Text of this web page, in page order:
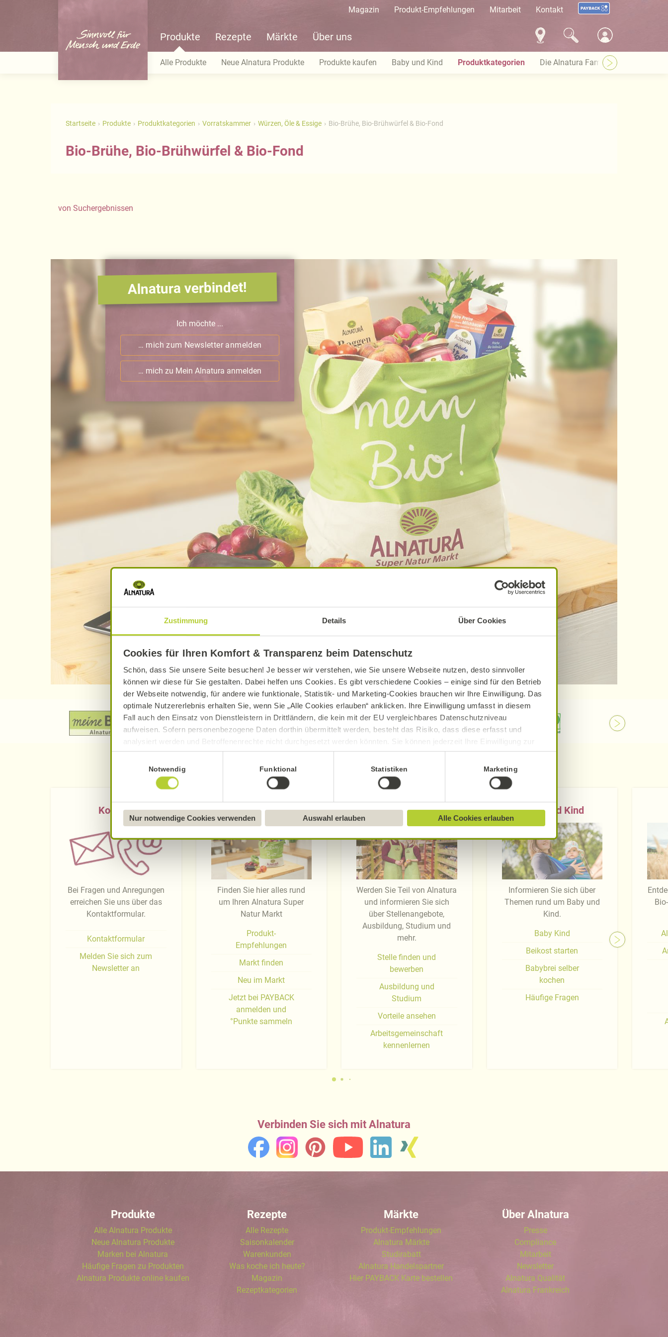
Zustimmung Details Über Cookies
Cookies für Ihren Komfort & Transparenz beim Datenschutz
Schön, dass Sie unsere Seite besuchen! Je besser wir verstehen, wie Sie unsere Webseite nutzen, desto sinnvoller
können wir diese für Sie gestalten. Dabei helfen uns Cookies. Es gibt verschiedene Cookies – einige sind für den Betrieb
der Webseite notwendig, für andere wie funktionale, Statistik- und Marketing-Cookies brauchen wir Ihre Einwilligung. Das
optimale Nutzererlebnis erhalten Sie, wenn Sie „Alle Cookies erlauben“ anklicken. Ihre Einwilligung umfasst in diesem
Fall auch den Einsatz von Dienstleistern in Drittländern, die kein mit der EU vergleichbares Datenschutzniveau
aufweisen. Sofern personenbezogene Daten dorthin übermittelt werden, besteht das Risiko, dass diese erfasst und
analysiert werden und Betroffenenrechte nicht durchgesetzt werden könnten. Sie können jederzeit Ihre Einwilligung zur
Datenverarbeitung und -übermittlung widerrufen und Tools deaktivieren. Ausführliche Informationen finden Sie in unserer
Datenschutzerklärung
Näheres über uns erfahren Sie in unseremImpressum
Notwendig Funktional Statistiken Marketing
Nur notwendige Cookies verwenden Auswahl erlauben Alle Cookies erlauben
Magazin Produkt-Empfehlungen Mitarbeit Kontakt
Produkte Rezepte Märkte Über uns
Alle Produkte Neue Alnatura Produkte Produkte kaufen Baby und Kind Produktkategorien Die Alnatura Familie
Startseite Produkte Produktkategorien Vorratskammer Würzen, Öle & Essige Bio-Brühe, Bio-Brühwürfel & Bio-Fond
Bio-Brühe, Bio-Brühwürfel & Bio-Fond
von Suchergebnissen
Alnatura verbindet!
Ich möchte ...
… mich zum Newsletter anmelden
… mich zu Mein Alnatura anmelden
Kontakt
Bei Fragen und Anregungen
erreichen Sie uns über das
Kontaktformular.
Kontaktformular
Melden Sie sich zum
Newsletter an
Märkte
Finden Sie hier alles rund
um Ihren Alnatura Super
Natur Markt
Produkt-
Empfehlungen
Markt finden
Neu im Markt
Jetzt bei PAYBACK
anmelden und
°Punkte sammeln
Mitarbeit
Werden Sie Teil von Alnatura
und informieren Sie sich
über Stellenangebote,
Ausbildung, Studium und
mehr.
Stelle finden und
bewerben
Ausbildung und
Studium
Vorteile ansehen
Arbeitsgemeinschaft
kennenlernen
Baby und Kind
Informieren Sie sich über
Themen rund um Baby und
Kind.
Baby Kind
Beikost starten
Babybrei selber
kochen
Häufige Fragen
Verbinden Sie sich mit Alnatura
Produkte
Alle Alnatura Produkte
Neue Alnatura Produkte
Marken bei Alnatura
Häufige Fragen zu Produkten
Alnatura Produkte online kaufen
Rezepte
Alle Rezepte
Saisonkalender
Warenkunden
Was koche ich heute?
Magazin
Rezeptkategorien
Märkte
Produkt-Empfehlungen
Alnatura Märkte
Studirabatt
Alnatura Handelspartner
Hier PAYBACK Karte bestellen
Über Alnatura
Presse
Compliance
Mitarbeit
Newsletter
Alnatura Qualität
Alnatura Frankreich